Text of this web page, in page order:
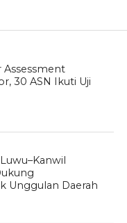
Assessment
30 ASN Ikuti Uji
Unggulan Daerah